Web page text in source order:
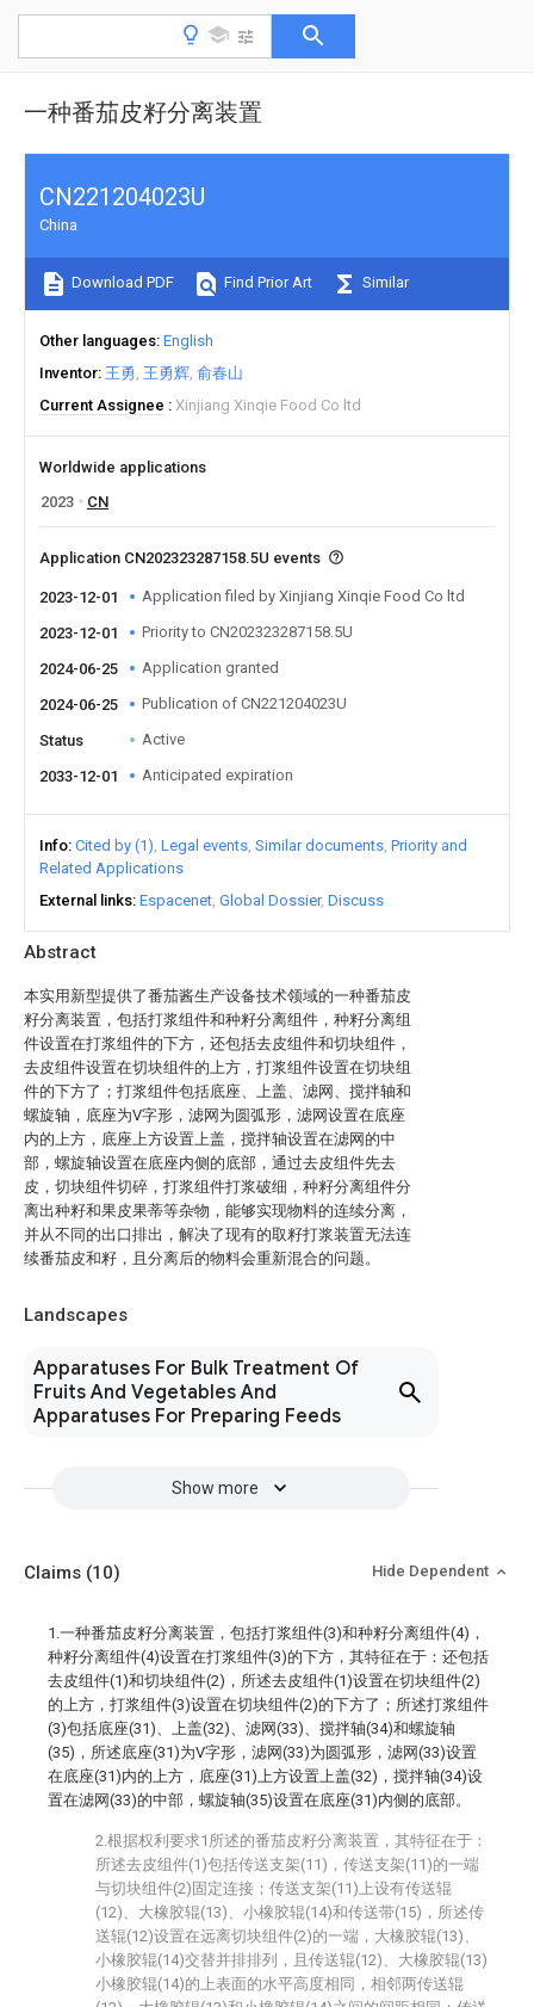
一种番茄皮籽分离装置
Abstract
本实用新型提供了番茄酱生产设备技术领域的一种番茄皮
籽分离装置，包括打浆组件和种籽分离组件，种籽分离组
件设置在打浆组件的下方，还包括去皮组件和切块组件，
去皮组件设置在切块组件的上方，打浆组件设置在切块组
件的下方了；打浆组件包括底座、上盖、滤网、搅拌轴和
螺旋轴，底座为V字形，滤网为圆弧形，滤网设置在底座
内的上方，底座上方设置上盖，搅拌轴设置在滤网的中
部，螺旋轴设置在底座内侧的底部，通过去皮组件先去
皮，切块组件切碎，打浆组件打浆破细，种籽分离组件分
离出种籽和果皮果蒂等杂物，能够实现物料的连续分离，
并从不同的出口排出，解决了现有的取籽打浆装置无法连
续番茄皮和籽，且分离后的物料会重新混合的问题。
Landscapes
Apparatuses For Bulk Treatment Of
Fruits And Vegetables And
Apparatuses For Preparing Feeds
Show more
CN221204023U
China
Download PDF Find Prior Art Similar
Other languages English
Inventor 王勇 王勇辉 俞春山
Current Assignee
Xinjiang Xinqie Food Co ltd
Worldwide applications
2023
CN
Application CN202323287158.5U events
2023-12-01 Application filed by Xinjiang Xinqie Food Co ltd
2023-12-01 Priority to CN202323287158.5U
2024-06-25 Application granted
2024-06-25 Publication of CN221204023U
Status Active
2033-12-01 Anticipated expiration
Info Cited by (1) Legal events Similar documents Priority and
Related Applications
External links Espacenet Global Dossier Discuss
Claims (10) Hide Dependent
1.一种番茄皮籽分离装置，包括打浆组件(3)和种籽分离组件(4)，
种籽分离组件(4)设置在打浆组件(3)的下方，其特征在于：还包括
去皮组件(1)和切块组件(2)，所述去皮组件(1)设置在切块组件(2)
的上方，打浆组件(3)设置在切块组件(2)的下方了；所述打浆组件
(3)包括底座(31)、上盖(32)、滤网(33)、搅拌轴(34)和螺旋轴
(35)，所述底座(31)为V字形，滤网(33)为圆弧形，滤网(33)设置
在底座(31)内的上方，底座(31)上方设置上盖(32)，搅拌轴(34)设
置在滤网(33)的中部，螺旋轴(35)设置在底座(31)内侧的底部。
2.根据权利要求1所述的番茄皮籽分离装置，其特征在于：
所述去皮组件(1)包括传送支架(11)，传送支架(11)的一端
与切块组件(2)固定连接；传送支架(11)上设有传送辊
(12)、大橡胶辊(13)、小橡胶辊(14)和传送带(15)，所述传
送辊(12)设置在远离切块组件(2)的一端，大橡胶辊(13)、
小橡胶辊(14)交替并排排列，且传送辊(12)、大橡胶辊(13)
小橡胶辊(14)的上表面的水平高度相同，相邻两传送辊